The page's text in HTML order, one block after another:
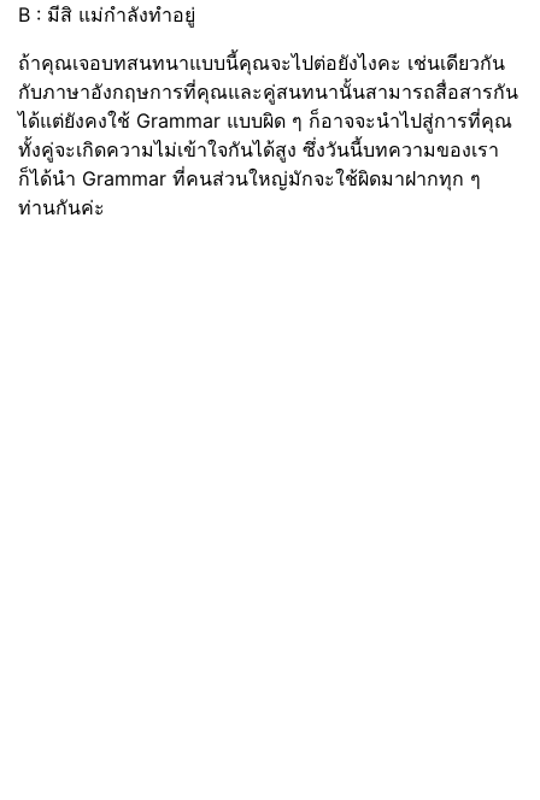
B : มีสิ แม่กำลังทำอยู่
ถ้าคุณเจอบทสนทนาแบบนี้คุณจะไปต่อยังไงคะ เช่นเดียวกัน
กับภาษาอังกฤษการที่คุณและคู่สนทนานั้นสามารถสื่อสารกัน
ได้แต่ยังคงใช้ Grammar แบบผิด ๆ ก็อาจจะนำไปสู่การที่คุณ
ทั้งคู่จะเกิดความไม่เข้าใจกันได้สูง ซึ่งวันนี้บทความของเรา
ก็ได้นำ Grammar ที่คนส่วนใหญ่มักจะใช้ผิดมาฝากทุก ๆ
ท่านกันค่ะ